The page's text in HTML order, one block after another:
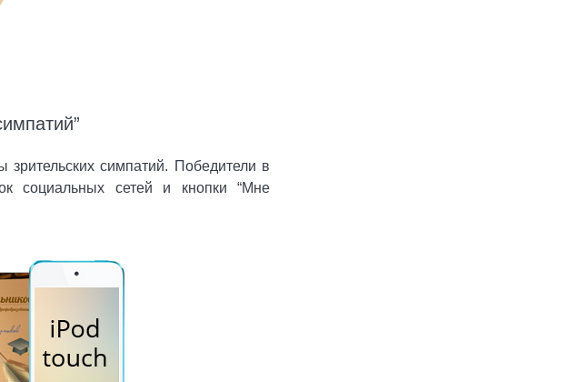
симпатий. Победители в
социальных сетей и кнопки “Мне